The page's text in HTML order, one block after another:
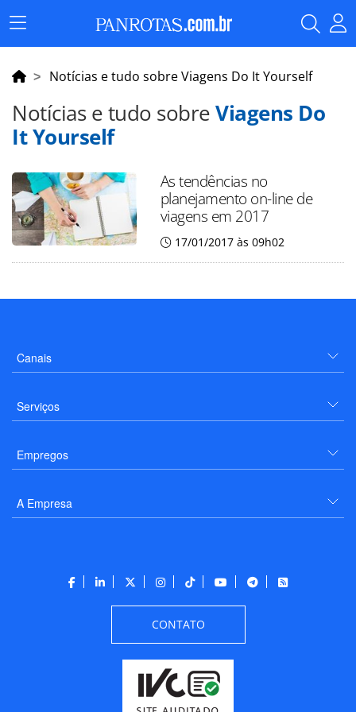
Menu
Principal
Notícias e tudo sobre Viagens Do It Yourself
Notícias e tudo sobreViagens Do
It Yourself
As tendências no
planejamento on-line de
viagens em 2017
17/01/2017 às 09h02
Canais
Serviços
Empregos
A Empresa
CONTATO